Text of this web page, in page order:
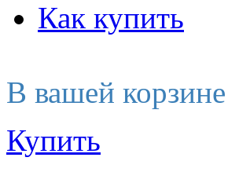
Как купить
В вашей
Купить